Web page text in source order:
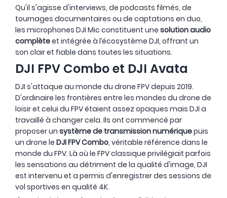
Qu'il s'agisse d'interviews, de podcasts filmés, de
tournages documentaires ou de captations en duo,
les microphones DJI Mic constituent une solution audio
complèteet intégrée à l’écosystème DJI, offrant un
son clair et fiable dans toutes les situations.
DJI FPV Combo et DJI Avata
DJI s'attaque au monde du drone FPV depuis 2019.
D'ordinaire les frontières entre les mondes du drone de
loisir et celui du FPV étaient assez opaques mais DJI a
travaillé à changer cela. Ils ont commencé par
proposer un système de transmission numériquepuis
un drone le DJI FPV Combo, véritable référence dans le
monde du FPV. Là où le FPV classique privilégiait parfois
les sensations au détriment de la qualité d'image, DJI
est intervenu et a permis d'enregistrer des sessions de
vol sportives en qualité 4K.